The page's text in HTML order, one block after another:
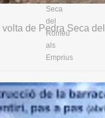
volta de Pedra Seca